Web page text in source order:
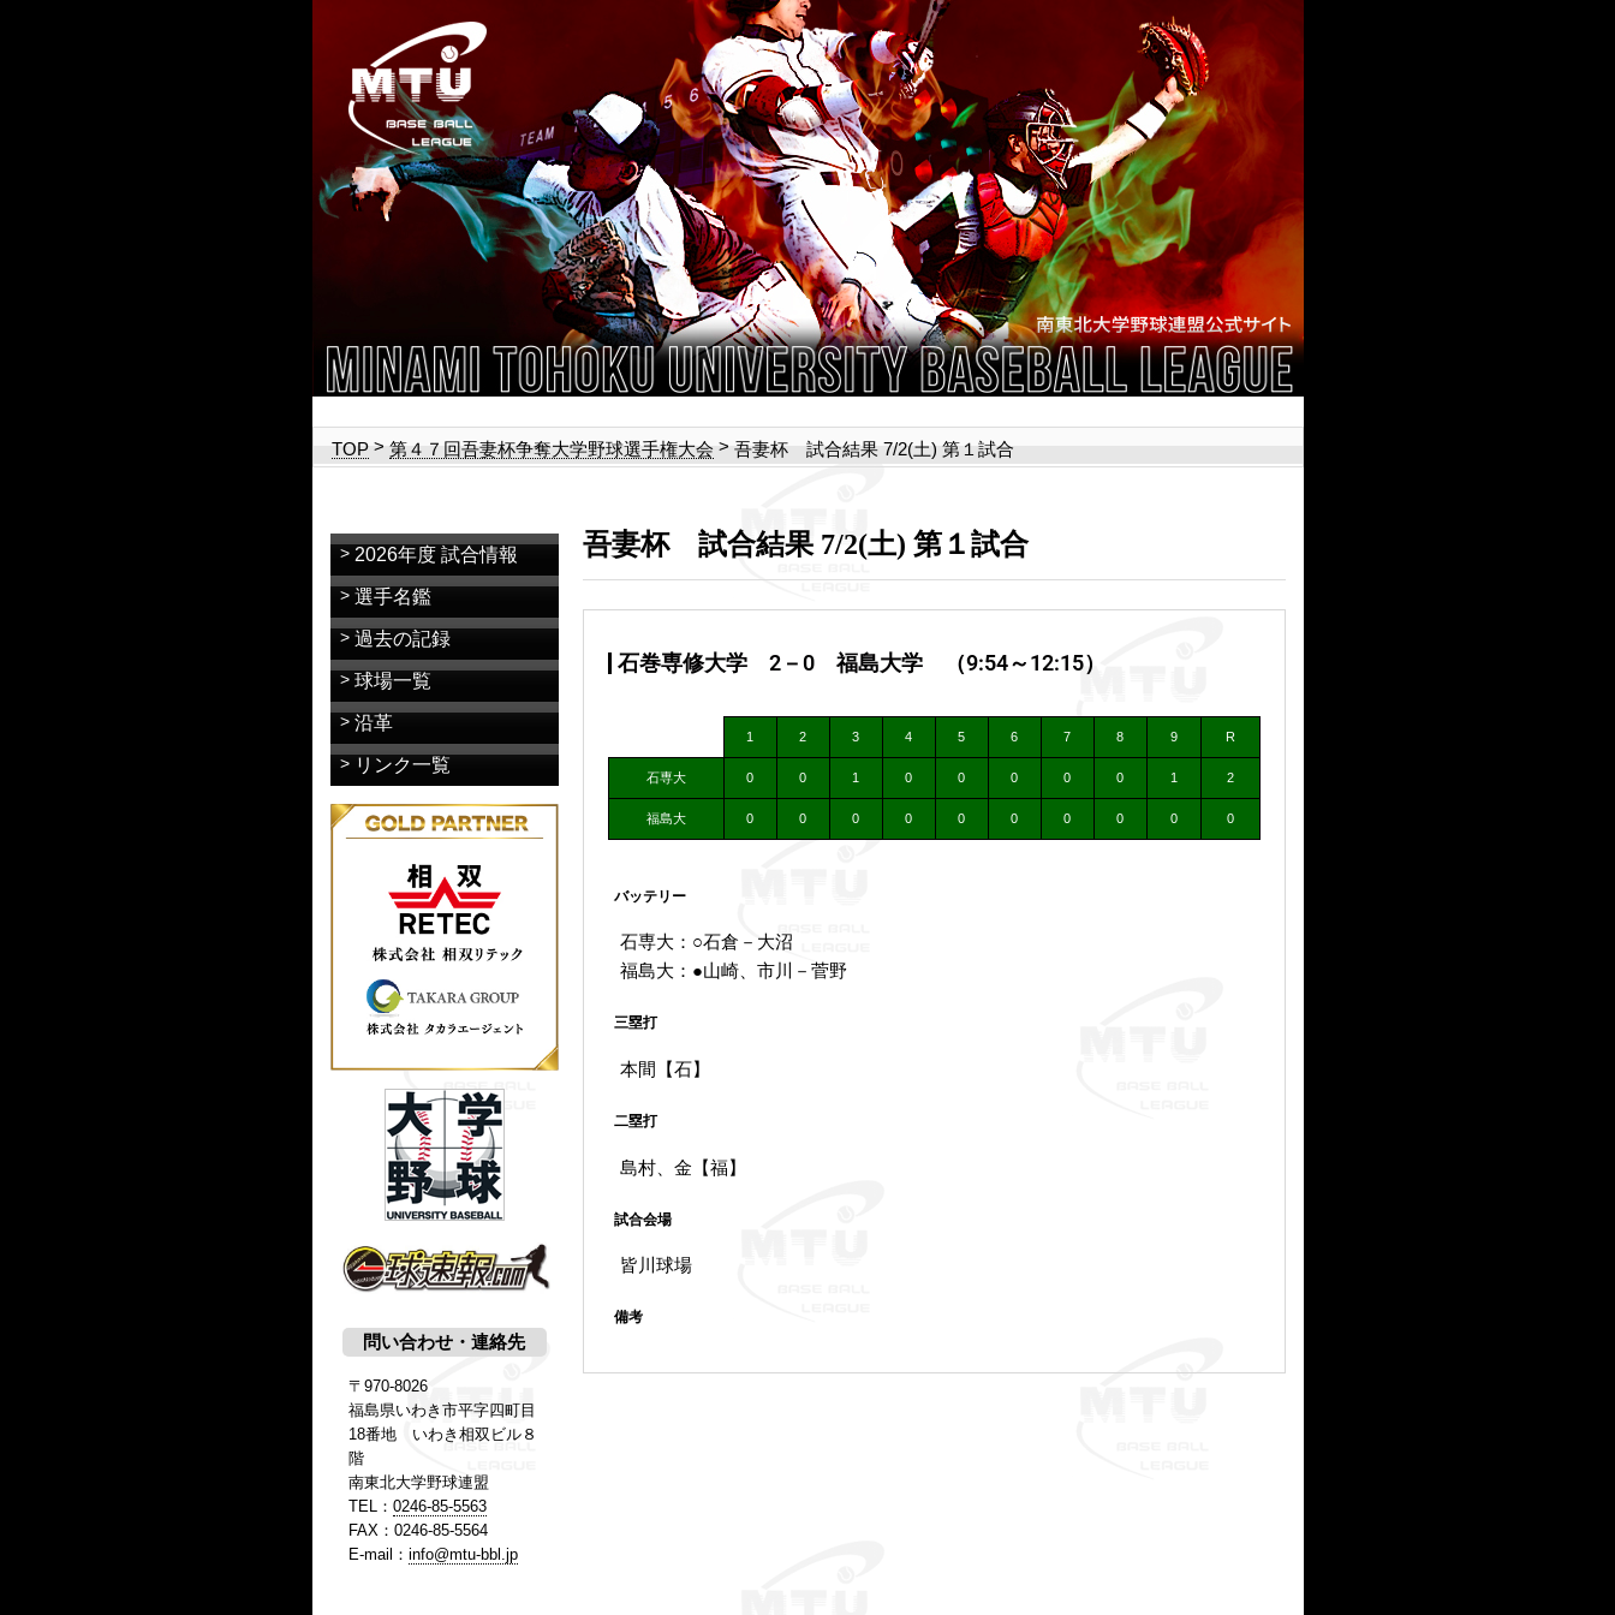
TOP> 第４７回吾妻杯争奪大学野球選手権大会> 吾妻杯 試合結果 7/2(土) 第１試合
吾妻杯 試合結果 7/2(土) 第１試合
石巻専修大学 2－0 福島大学 （9:54～12:15）
1 2 3 4 5 6 7 8 9 R
石専大 0 0 1 0 0 0 0 0 1 2
福島大 0 0 0 0 0 0 0 0 0 0
バッテリー
石専大：○石倉－大沼
福島大：●山崎、市川－菅野
三塁打
本間【石】
二塁打
島村、金【福】
試合会場
皆川球場
備考
2026年度 試合情報
選手名鑑
過去の記録
球場一覧
沿革
リンク一覧
問い合わせ・連絡先
〒970-8026
福島県いわき市平字四町目
18番地 いわき相双ビル８
階
南東北大学野球連盟
TEL： 0246-85-5563
FAX：0246-85-5564
E-mail： info@mtu-bbl.jp